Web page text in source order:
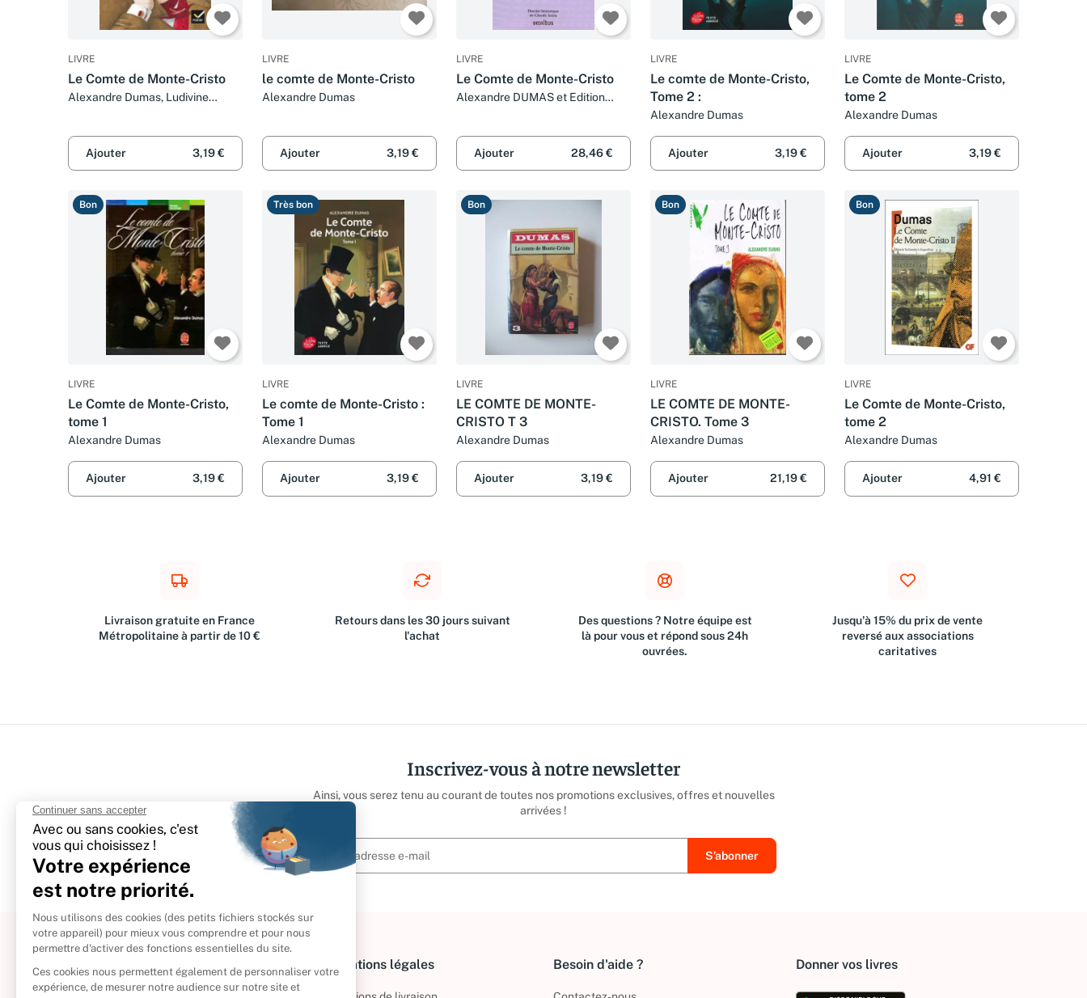
LIVRE
Le Comte de Monte-Cristo
Alexandre Dumas, Ludivine
Ajouter 3,19 €
LIVRE
le comte de Monte-Cristo
Alexandre Dumas
Ajouter 3,19 €
LIVRE
Le Comte de Monte-Cristo
Alexandre DUMAS et Edition
Ajouter 28,46 €
LIVRE
Le comte de Monte-Cristo,
Tome 2 :
Alexandre Dumas
Ajouter 3,19 €
LIVRE
Le Comte de Monte-Cristo,
tome 2
Alexandre Dumas
Ajouter 3,19 €
Bon
LIVRE
Le Comte de Monte-Cristo,
tome 1
Alexandre Dumas
Ajouter 3,19 €
Très bon
LIVRE
Le comte de Monte-Cristo :
Tome 1
Alexandre Dumas
Ajouter 3,19 €
Bon
LIVRE
LE COMTE DE MONTE-
CRISTO T 3
Alexandre Dumas
Ajouter 3,19 €
Bon
LIVRE
LE COMTE DE MONTE-
CRISTO. Tome 3
Alexandre Dumas
Ajouter 21,19 €
Bon
LIVRE
Le Comte de Monte-Cristo,
tome 2
Alexandre Dumas
Ajouter 4,91 €
Livraison gratuite en France
Métropolitaine à partir de 10 €
Retours dans les 30 jours suivant
l'achat
Des questions ? Notre équipe est
là pour vous et répond sous 24h
ouvrées.
Jusqu'à 15% du prix de vente
reversé aux associations
caritatives
Inscrivez-vous à notre newsletter
Ainsi, vous serez tenu au courant de toutes nos promotions exclusives, offres et nouvelles
arrivées !
À propos Informations légales Besoin d'aide ? Donner vos livres